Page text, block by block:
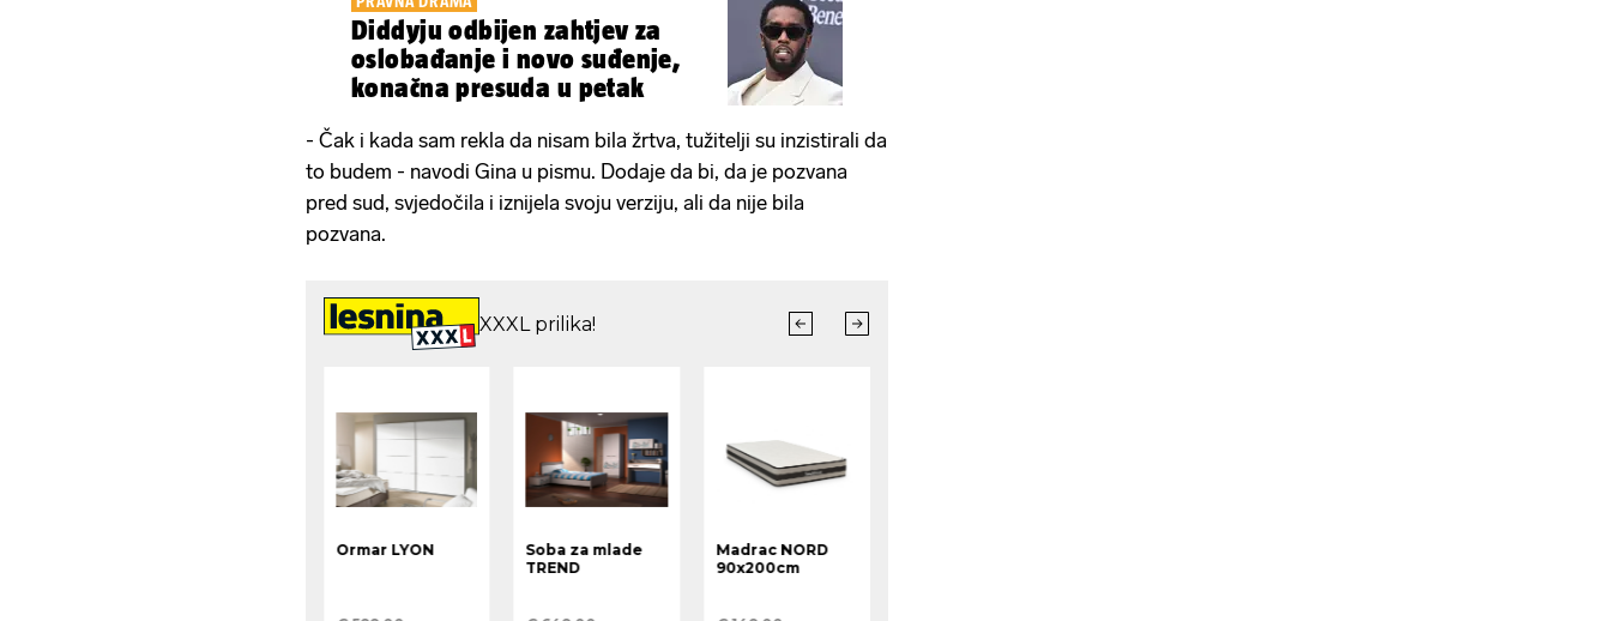
Diddyju odbijen zahtjev za
oslobađanje i novo suđenje,
konačna presuda u petak
- Čak i kada sam rekla da nisam bila žrtva, tužitelji su inzistirali da
to budem - navodi Gina u pismu. Dodaje da bi, da je pozvana
pred sud, svjedočila i iznijela svoju verziju, ali da nije bila
pozvana.